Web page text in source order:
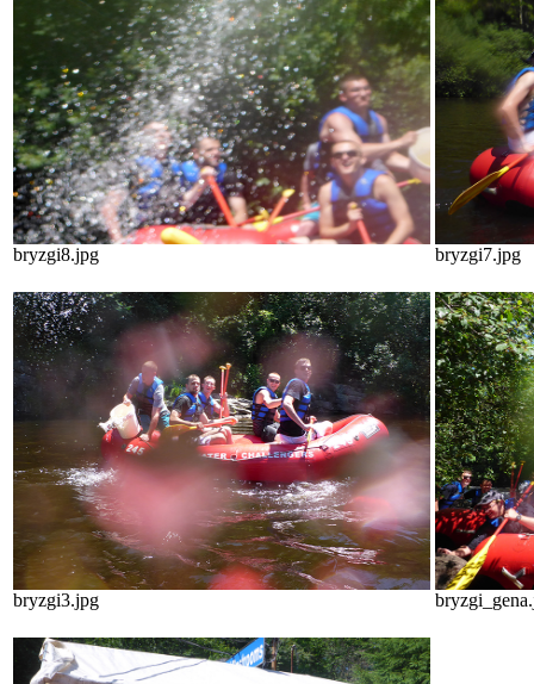
bryzgi8.jpg bryzgi7.jpg
bryzgi3.jpg